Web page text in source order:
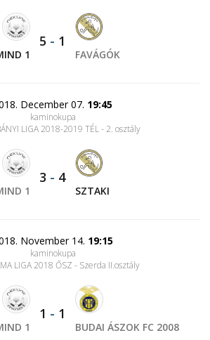
1
5 - 1
FAVÁGÓK
December 07. 19:45
kaminokupa
LIGA 2018-2019 TÉL - 2. osztály
1
3 - 4
SZTAKI
November 14. 19:15
kaminokupa
LIGA 2018 ŐSZ - Szerda II.osztály
1
1 - 1
BUDAI ÁSZOK FC 2008